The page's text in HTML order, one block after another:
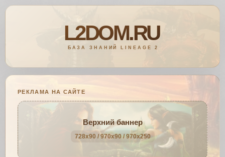
РЕКЛАМА НА САЙТЕ
Верхний баннер
728x90 / 970x90 / 970x250